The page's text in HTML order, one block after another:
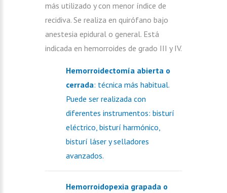
más utilizado y con menor índice de
recidiva. Se realiza en quirófano bajo
anestesia epidural o general. Está
indicada en hemorroides de grado III y IV.
Hemorroidectomía abierta o
cerrada: técnica más habitual.
Puede ser realizada con
diferentes instrumentos: bisturí
eléctrico, bisturí harmónico,
bisturí láser y selladores
avanzados.
Hemorroidopexia grapada o